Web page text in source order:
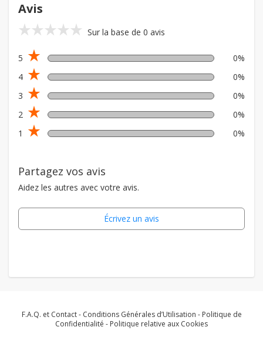
Avis
star_ratestar_ratestar_ratestar_ratestar_rate Sur la base de 0 avis
5 star_rate
0%
4 star_rate
0%
3 star_rate
0%
2 star_rate
0%
1
star_rate 0%
Partagez vos avis
Aidez les autres avec votre avis.
Écrivez un avis
F.A.Q. et Contact- Conditions Générales d’Utilisation - Politique de
Confidentialité - Politique relative aux Cookies